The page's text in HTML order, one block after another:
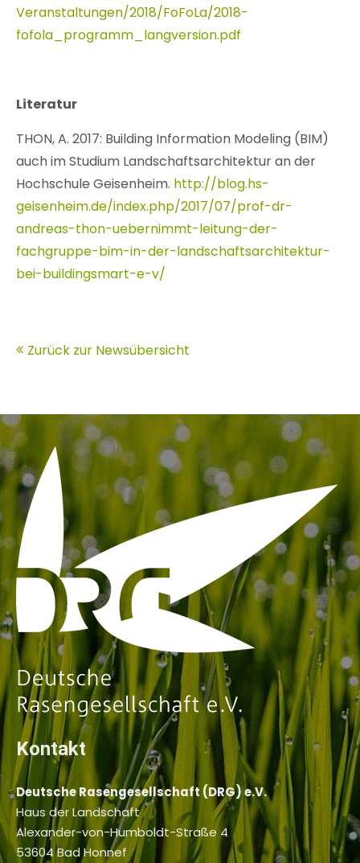
Veranstaltungen/2018/FoFoLa/2018-
fofola_programm_langversion.pdf
Literatur
THON, A. 2017: Building Information Modeling (BIM)
auch im Studium Landschaftsarchitektur an der
Hochschule Geisenheim. http://blog.hs-
geisenheim.de/index.php/2017/07/prof-dr-
andreas-thon-uebernimmt-leitung-der-
fachgruppe-bim-in-der-landschaftsarchitektur-
bei-buildingsmart-e-v/
Zurück zur Newsübersicht
Kontakt
Deutsche Rasengesellschaft (DRG) e.V.
Haus der Landschaft
Alexander-von-Humboldt-Straße 4
53604 Bad Honnef